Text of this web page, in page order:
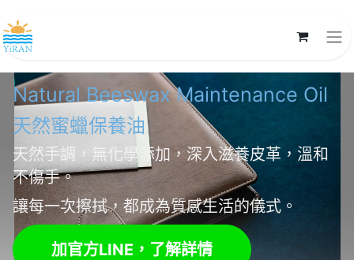
Natural Beeswax Maintenance Oil
天然蜜蠟保養油
天然手調，無化學添加，深入滋養皮革，溫和
不傷手。
讓每一次擦拭，都成為質感生活的儀式。
加官方LINE，了解詳情